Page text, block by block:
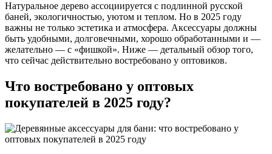
Натуральное дерево ассоциируется с подлинной русской
баней, экологичностью, уютом и теплом. Но в 2025 году
важны не только эстетика и атмосфера. Аксессуары должны
быть удобными, долговечными, хорошо обработанными и —
желательно — с «фишкой». Ниже — детальный обзор того,
что сейчас действительно востребовано у оптовиков.
Что востребовано у оптовых
покупателей в 2025 году?